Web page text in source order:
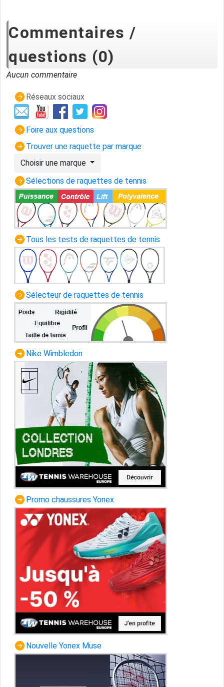
Commentaires /
questions (0)
Aucun commentaire
Réseaux sociaux
Foire aux questions
Trouver une raquette par marque
Choisir une marque
Sélections de raquettes de tennis
Tous les tests de raquettes de tennis
Sélecteur de raquettes de tennis
Nike Wimbledon
Promo chaussures Yonex
Nouvelle Yonex Muse